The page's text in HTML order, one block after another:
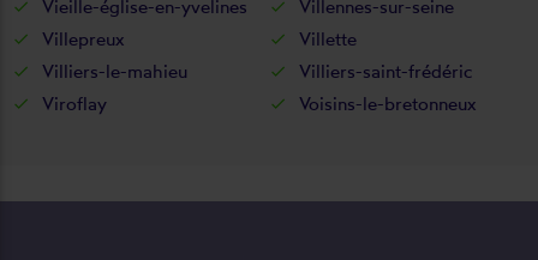
Vieille-église-en-yvelines
Villennes-sur-seine
Villepreux
Villette
Villiers-le-mahieu
Villiers-saint-frédéric
Viroflay
Voisins-le-bretonneux